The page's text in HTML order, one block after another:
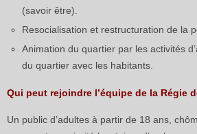
(savoir être).
Resocialisation et restructuration de la
Animation du quartier par les activités
du quartier avec les habitants.
Qui peut rejoindre l’équipe de la Régie
Un public d’adultes à partir de 18 ans,